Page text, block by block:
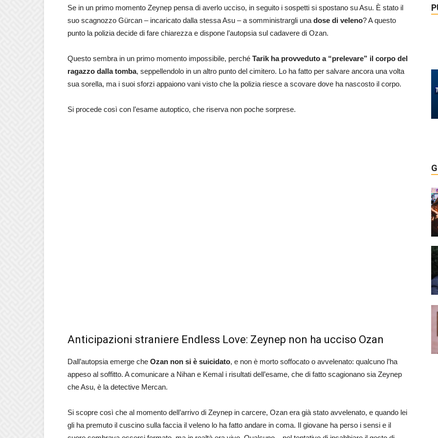
Se in un primo momento Zeynep pensa di averlo ucciso, in seguito i sospetti si spostano su Asu. È stato il
suo scagnozzo Gürcan – incaricato dalla stessa Asu – a somministrargli una dose di veleno? A questo
punto la polizia decide di fare chiarezza e dispone l’autopsia sul cadavere di Ozan.
Questo sembra in un primo momento impossibile, perché Tarik ha provveduto a “prelevare” il corpo del
ragazzo dalla tomba, seppellendolo in un altro punto del cimitero. Lo ha fatto per salvare ancora una volta
sua sorella, ma i suoi sforzi appaiono vani visto che la polizia riesce a scovare dove ha nascosto il corpo.
Si procede così con l’esame autoptico, che riserva non poche sorprese.
Anticipazioni straniere Endless Love: Zeynep non ha ucciso Ozan
Dall’autopsia emerge che Ozan non si è suicidato, e non è morto soffocato o avvelenato: qualcuno l’ha
appeso al soffitto. A comunicare a Nihan e Kemal i risultati dell’esame, che di fatto scagionano sia Zeynep
che Asu, è la detective Mercan.
Si scopre così che al momento dell’arrivo di Zeynep in carcere, Ozan era già stato avvelenato, e quando lei
gli ha premuto il cuscino sulla faccia il veleno lo ha fatto andare in coma. Il giovane ha perso i sensi e il